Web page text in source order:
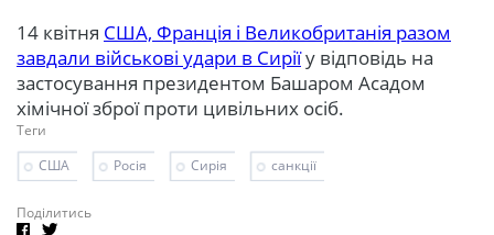
14 квітня США, Франція і Великобританія разом
завдали військові удари в Сиріїу відповідь на
застосування президентом Башаром Асадом
хімічної зброї проти цивільних осіб.
Теги
США
Росія Сирія санкції
Поділитись